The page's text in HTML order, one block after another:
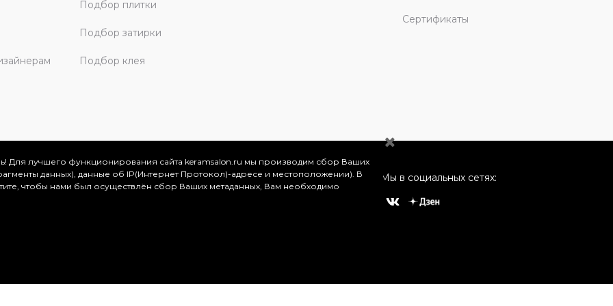
Подбор плитки
Подбор затирки
Подбор клея
Сертификаты
и Московской области, 2026
представлена на сайте в ознакомительных целях и ни
определяемой положениями Статьи 437 (2) Гражданского
Мы в социальных сетях:
Для лучшего функционирования сайта keramsalon.ru мы производим сбор Ваших
данных), данные об IP(Интернет Протокол)-адресе и местоположении). В
чтобы нами был осуществлён сбор Ваших метаданных, Вам необходимо